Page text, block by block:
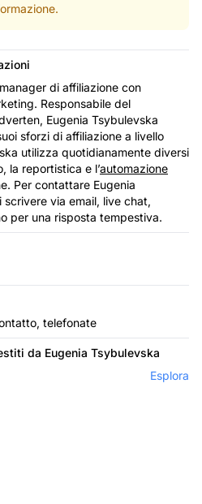
di affiliazione con
Responsabile del
Eugenia Tsybulevska
sforzi di affiliazione a livello
utilizza quotidianamente diversi
la reportistica e l’automazione
Per contattare Eugenia
via email, live chat,
per una risposta tempestiva.
telefonate
da Eugenia Tsybulevska
Esplora